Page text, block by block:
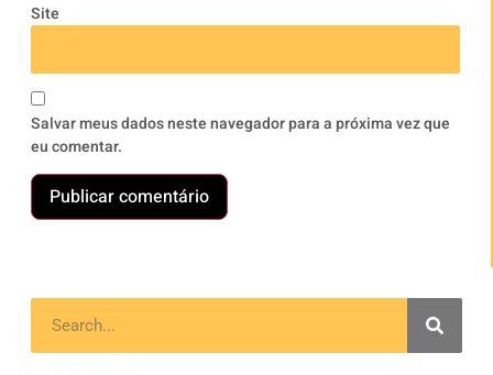
Site
Salvar meus dados neste navegador para a próxima vez que
eu comentar.